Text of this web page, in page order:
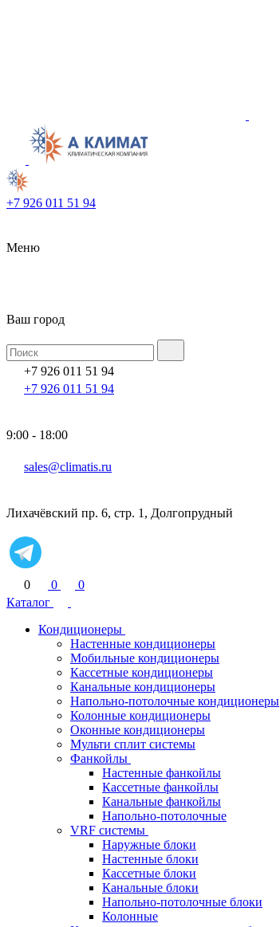
+7 926 011 51 94
Меню
Ваш город
+7 926 011 51 94
+7 926 011 51 94
9:00 - 18:00
sales@climatis.ru
Лихачёвский пр. 6, стр. 1, Долгопрудный
0 0
0
Каталог
Кондиционеры
Настенные кондиционеры
Мобильные кондиционеры
Кассетные кондиционеры
Канальные кондиционеры
Напольно-потолочные кондиционеры
Колонные кондиционеры
Оконные кондиционеры
Мульти сплит системы
Фанкойлы
Настенные фанкойлы
Кассетные фанкойлы
Канальные фанкойлы
Напольно-потолочные
VRF системы
Наружные блоки
Настенные блоки
Кассетные блоки
Канальные блоки
Напольно-потолочные блоки
Колонные